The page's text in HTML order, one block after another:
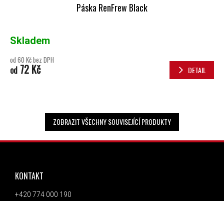
Páska RenFrew Black
Skladem
od 60 Kč bez DPH
od 72 Kč DETAIL
ZOBRAZIT VŠECHNY SOUVISEJÍCÍ PRODUKTY
ZÁPATÍ
KONTAKT
+420 774 000 190